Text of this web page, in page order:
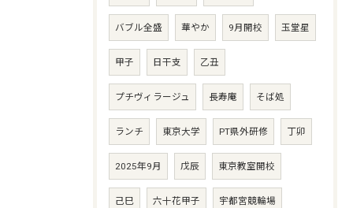
バブル全盛 華やか 9月開校 玉堂星
甲子 日干支 乙丑
プチヴィラージュ 長寿庵 そば処
ランチ 東京大学 PT県外研修 丁卯
2025年9月 戊辰 東京教室開校
己巳 六十花甲子 宇都宮競輪場